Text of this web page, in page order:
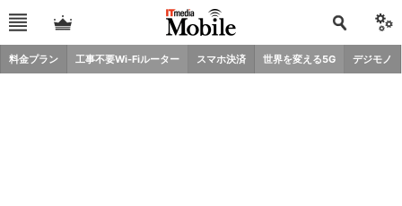
料金プラン 工事不要Wi-Fiルーター スマホ決済 世界を変える5G デジモノ